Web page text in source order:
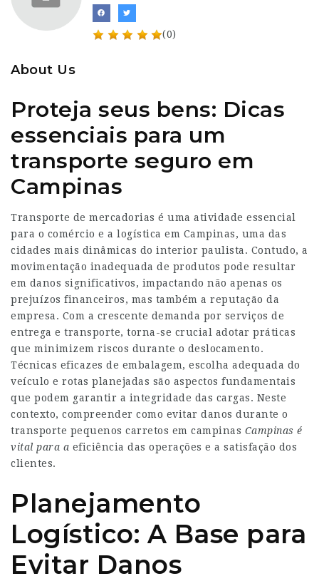
(0)
About Us
Proteja seus bens: Dicas
essenciais para um
transporte seguro em
Campinas
Transporte de mercadorias é uma atividade essencial
para o comércio e a logística em Campinas, uma das
cidades mais dinâmicas do interior paulista. Contudo, a
movimentação inadequada de produtos pode resultar
em danos significativos, impactando não apenas os
prejuízos financeiros, mas também a reputação da
empresa. Com a crescente demanda por serviços de
entrega e transporte, torna-se crucial adotar práticas
que minimizem riscos durante o deslocamento.
Técnicas eficazes de embalagem, escolha adequada do
veículo e rotas planejadas são aspectos fundamentais
que podem garantir a integridade das cargas. Neste
contexto, compreender como evitar danos durante o
transporte pequenos carretos em campinas Campinas é
vital para a eficiência das operações e a satisfação dos
clientes.
Planejamento
Logístico: A Base para
Evitar Danos